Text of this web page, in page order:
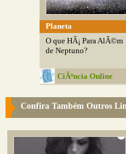
Planeta
O que HÃ¡ Para AlÃ©m
de Neptuno?
CiÃªncia Online
Confira Também Outros